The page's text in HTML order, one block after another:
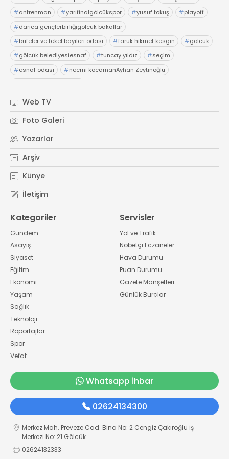
#antrenman #yarıfinalgölcükspor #yusuf tokuş #playoff
#darıca gençlerbirliğigölcük bakallar
#büfeler ve tekel bayileri odası #faruk hikmet kesgin #gölcük
#gölcük belediyesiesnaf #tuncay yıldız #seçim
#esnaf odası #necmi kocamanAyhan Zeytinoğlu
Web TV
Foto Galeri
Yazarlar
Arşiv
Künye
İletişim
Kategoriler
Gündem
Asayiş
Siyaset
Eğitim
Ekonomi
Yaşam
Sağlık
Teknoloji
Röportajlar
Spor
Vefat
Servisler
Yol ve Trafik
Nöbetçi Eczaneler
Hava Durumu
Puan Durumu
Gazete Manşetleri
Günlük Burçlar
Whatsapp İhbar
02624134300
Merkez Mah. Preveze Cad. Bina No: 2 Cengiz Çakıroğlu İş
Merkezi No: 21 Gölcük
02624132333
21 Gölcük
02624132333
haber@golcukpostasi.com